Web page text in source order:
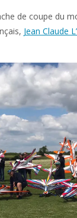
de coupe du
Jean Claude